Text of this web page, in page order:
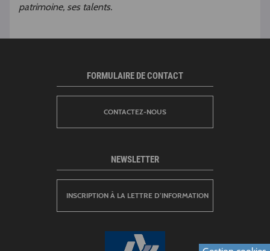
patrimoine, ses talents.
FORMULAIRE DE CONTACT
CONTACTEZ-NOUS
NEWSLETTER
INSCRIPTION À LA LETTRE D’INFORMATION